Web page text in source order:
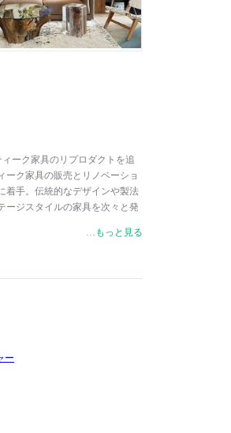
ーク家具のリプロダクトを追
ーク家具の販売とリノベーショ
着手。伝統的なデザインや製法
ージスタイルの家具を次々と発
見ることができた父のアンティ
な存在感で、ホームユースは
採用されるなど、あらゆる空間
…もっと見る
ー